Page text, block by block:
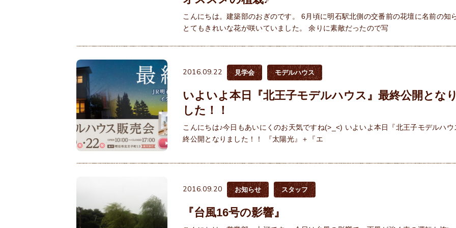
こんにちは。建築部のおぎのです。 6月頃に明石駅北側の交番前の花壇に名前の知
とてもきれいな花が咲いていました。 余りに素敵だったので写
2016.09.22 見学会 モデルハウス
いよいよ本日『北王子モデルハウス』最終公開とな
した！！
こんにちは♪今日もあいにくのお天気ですね(>_<) いよいよ本日『北王子モデルハウ
終公開となりました！！ 『太陽光』＋『エ
2016.09.20 お知らせ スタッフ
『台風16号の影響』